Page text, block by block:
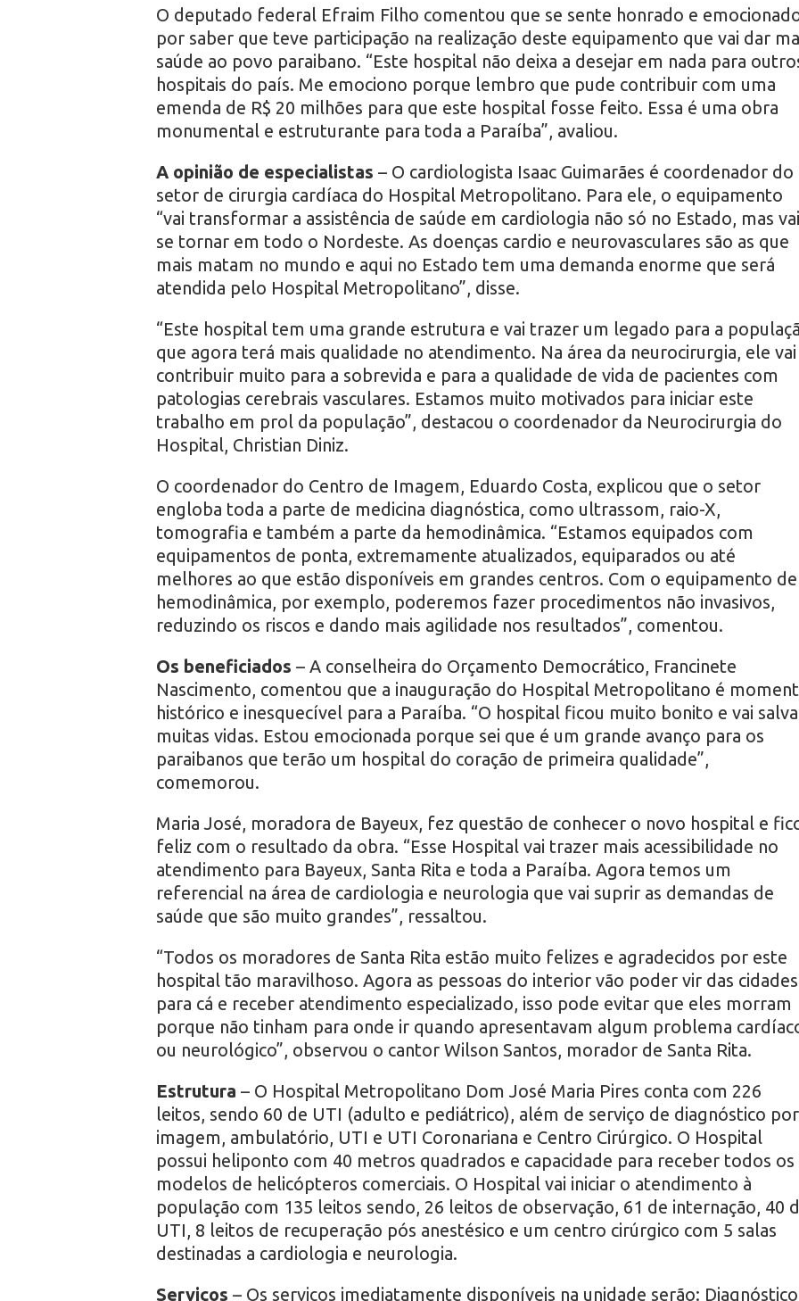
O deputado federal Efraim Filho comentou que se sente honrado e
por saber que teve participação na realização deste equipamento que vai dar
saúde ao povo paraibano. “Este hospital não deixa a desejar em nada para
hospitais do país. Me emociono porque lembro que pude contribuir com uma
emenda de R$ 20 milhões para que este hospital fosse feito. Essa é uma obra
monumental e estruturante para toda a Paraíba”, avaliou.
A opinião de especialistas – O cardiologista Isaac Guimarães é coordenador do
setor de cirurgia cardíaca do Hospital Metropolitano. Para ele, o equipamento
“vai transformar a assistência de saúde em cardiologia não só no Estado, mas vai
se tornar em todo o Nordeste. As doenças cardio e neurovasculares são as que
mais matam no mundo e aqui no Estado tem uma demanda enorme que será
atendida pelo Hospital Metropolitano”, disse.
“Este hospital tem uma grande estrutura e vai trazer um legado para a
que agora terá mais qualidade no atendimento. Na área da neurocirurgia, ele vai
contribuir muito para a sobrevida e para a qualidade de vida de pacientes com
patologias cerebrais vasculares. Estamos muito motivados para iniciar este
trabalho em prol da população”, destacou o coordenador da Neurocirurgia do
Hospital, Christian Diniz.
O coordenador do Centro de Imagem, Eduardo Costa, explicou que o setor
engloba toda a parte de medicina diagnóstica, como ultrassom, raio-X,
tomografia e também a parte da hemodinâmica. “Estamos equipados com
equipamentos de ponta, extremamente atualizados, equiparados ou até
melhores ao que estão disponíveis em grandes centros. Com o equipamento de
hemodinâmica, por exemplo, poderemos fazer procedimentos não invasivos,
reduzindo os riscos e dando mais agilidade nos resultados”, comentou.
Os beneficiados – A conselheira do Orçamento Democrático, Francinete
Nascimento, comentou que a inauguração do Hospital Metropolitano é
histórico e inesquecível para a Paraíba. “O hospital ficou muito bonito e vai
muitas vidas. Estou emocionada porque sei que é um grande avanço para os
paraibanos que terão um hospital do coração de primeira qualidade”,
comemorou.
Maria José, moradora de Bayeux, fez questão de conhecer o novo hospital e
feliz com o resultado da obra. “Esse Hospital vai trazer mais acessibilidade no
atendimento para Bayeux, Santa Rita e toda a Paraíba. Agora temos um
referencial na área de cardiologia e neurologia que vai suprir as demandas de
saúde que são muito grandes”, ressaltou.
“Todos os moradores de Santa Rita estão muito felizes e agradecidos por este
hospital tão maravilhoso. Agora as pessoas do interior vão poder vir das cidades
para cá e receber atendimento especializado, isso pode evitar que eles morram
porque não tinham para onde ir quando apresentavam algum problema
ou neurológico”, observou o cantor Wilson Santos, morador de Santa Rita.
Estrutura – O Hospital Metropolitano Dom José Maria Pires conta com 226
leitos, sendo 60 de UTI (adulto e pediátrico), além de serviço de diagnóstico por
imagem, ambulatório, UTI e UTI Coronariana e Centro Cirúrgico. O Hospital
possui heliponto com 40 metros quadrados e capacidade para receber todos os
modelos de helicópteros comerciais. O Hospital vai iniciar o atendimento à
população com 135 leitos sendo, 26 leitos de observação, 61 de internação, 40
UTI, 8 leitos de recuperação pós anestésico e um centro cirúrgico com 5 salas
destinadas a cardiologia e neurologia.
Serviços – Os serviços imediatamente disponíveis na unidade serão: Diagnóstico